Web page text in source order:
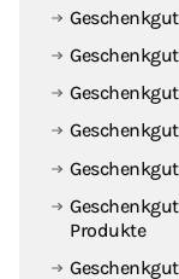
Produkte